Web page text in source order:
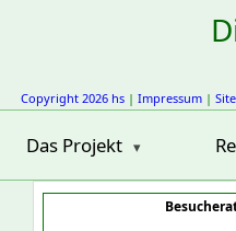
Copyright 2026 hs | Impressum |
Das Projekt